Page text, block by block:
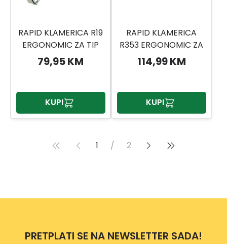
RAPID KLAMERICA R19
ERGONOMIC ZA TIP
13/4-6MM
79,95 KM
KUPI
RAPID KLAMERICA
R353 ERGONOMIC ZA
TIP 530/6-14MM
114,99 KM
KUPI
1 / 2
PRETPLATI SE NA NEWSLETTER SADA!